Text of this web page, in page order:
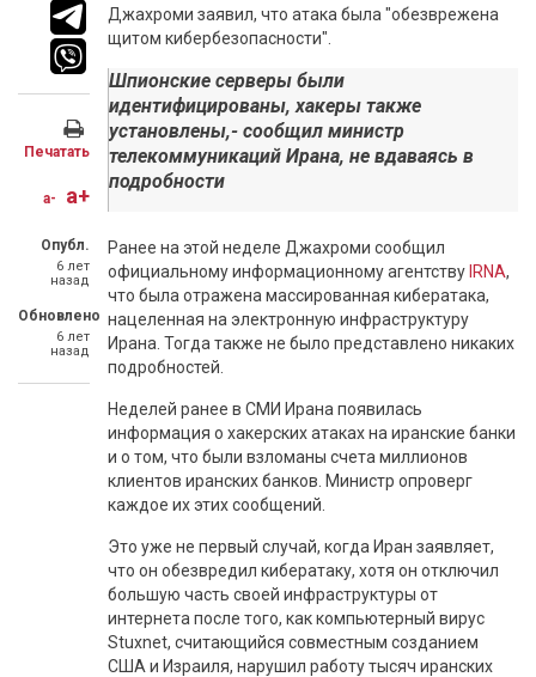
Печатать
a- a+
Опубл.
6 лет
назад
Обновлено
6 лет
назад
Джахроми заявил, что атака была "обезврежена
щитом кибербезопасности".
Шпионские серверы были
идентифицированы, хакеры также
установлены,- сообщил министр
телекоммуникаций Ирана, не вдаваясь в
подробности
Ранее на этой неделе Джахроми сообщил
официальному информационному агентству IRNA,
что была отражена массированная кибератака,
нацеленная на электронную инфраструктуру
Ирана. Тогда также не было представлено никаких
подробностей.
Неделей ранее в СМИ Ирана появилась
информация о хакерских атаках на иранские банки
и о том, что были взломаны счета миллионов
клиентов иранских банков. Министр опроверг
каждое их этих сообщений.
Это уже не первый случай, когда Иран заявляет,
что он обезвредил кибератаку, хотя он отключил
большую часть своей инфраструктуры от
интернета после того, как компьютерный вирус
Stuxnet, считающийся совместным созданием
США и Израиля, нарушил работу тысяч иранских